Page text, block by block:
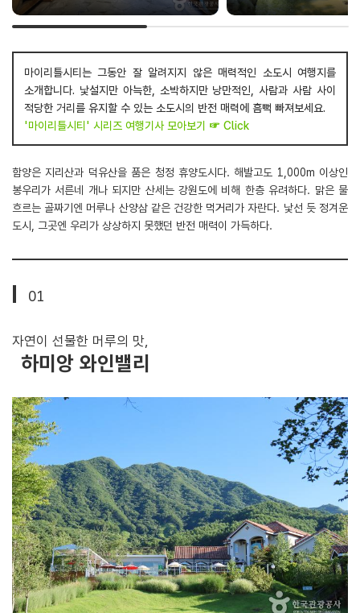
마이리틀시티는 그동안 잘 알려지지 않은 매력적인 소도시 여행지를
소개합니다. 낯설지만 아늑한, 소박하지만 낭만적인, 사람과 사람 사이
적당한 거리를 유지할 수 있는 소도시의 반전 매력에 흠뻑 빠져보세요.
'마이리틀시티' 시리즈 여행기사 모아보기 ☞ Click
함양은 지리산과 덕유산을 품은 청정 휴양도시다. 해발고도 1,000m 이상인
봉우리가 서른네 개나 되지만 산세는 강원도에 비해 한층 유려하다. 맑은 물
흐르는 골짜기엔 머루나 산양삼 같은 건강한 먹거리가 자란다. 낯선 듯 정겨운
도시, 그곳엔 우리가 상상하지 못했던 반전 매력이 가득하다.
01
자연이 선물한 머루의 맛,
하미앙 와인밸리